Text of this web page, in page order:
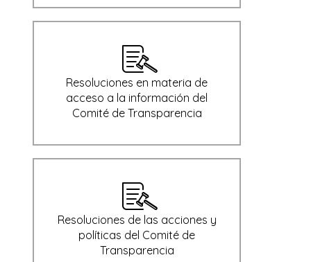
Resoluciones en materia de
acceso a la información del
Comité de Transparencia
Resoluciones de las acciones y
políticas del Comité de
Transparencia